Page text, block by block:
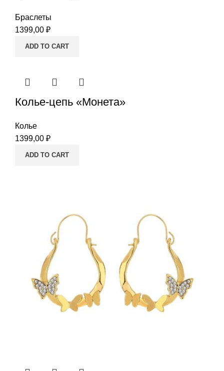
Браслеты
1399,00 ₽
ADD TO CART
Колье-цепь «Монета»
Колье
1399,00 ₽
ADD TO CART